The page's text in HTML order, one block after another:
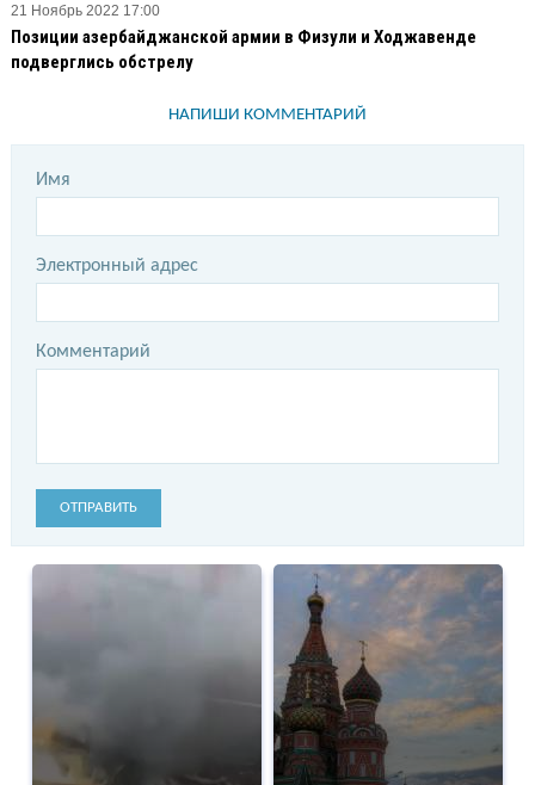
21 Ноябрь 2022 17:00
Позиции азербайджанской армии в Физули и Ходжавенде
подверглись обстрелу
НАПИШИ КОММЕНТАРИЙ
Имя
Электронный адрес
Комментарий
ОТПРАВИТЬ